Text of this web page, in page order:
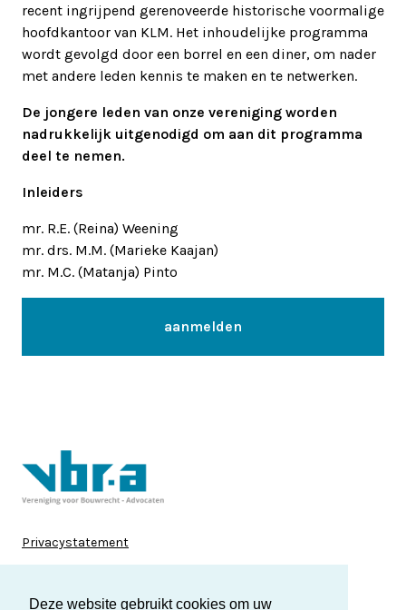
Deze website gebruikt cookies om uw
recent ingrijpend gerenoveerde historische voormalige
hoofdkantoor van KLM. Het inhoudelijke programma
wordt gevolgd door een borrel en een diner, om nader
met andere leden kennis te maken en te netwerken.
De jongere leden van onze vereniging worden
nadrukkelijk uitgenodigd om aan dit programma
deel te nemen.
Inleiders
mr. R.E. (Reina) Weening
mr. drs. M.M. (Marieke Kaajan)
mr. M.C. (Matanja) Pinto
aanmelden
Privacystatement